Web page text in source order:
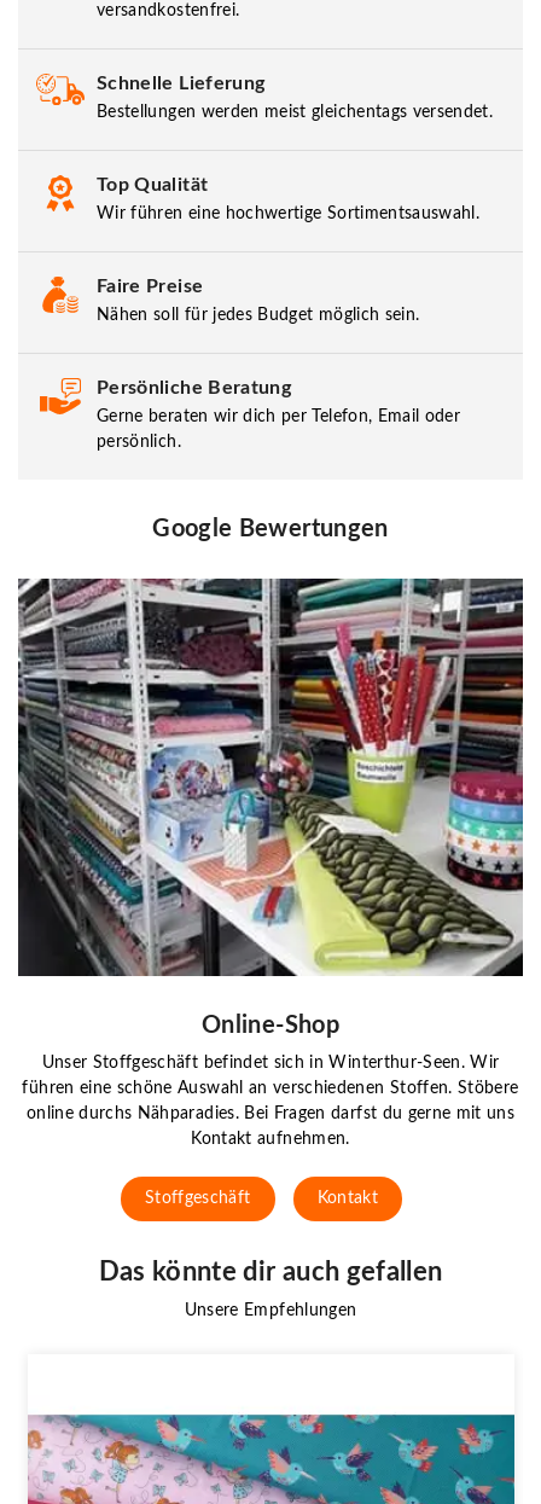
versandkostenfrei.
Schnelle Lieferung
Bestellungen werden meist gleichentags versendet.
Top Qualität
Wir führen eine hochwertige Sortimentsauswahl.
Faire Preise
Nähen soll für jedes Budget möglich sein.
Persönliche Beratung
Gerne beraten wir dich per Telefon, Email oder
persönlich.
Google Bewertungen
Online-Shop
Unser Stoffgeschäft befindet sich in Winterthur-Seen. Wir
führen eine schöne Auswahl an verschiedenen Stoffen. Stöbere
online durchs Nähparadies. Bei Fragen darfst du gerne mit uns
Kontakt aufnehmen.
Stoffgeschäft Kontakt
Das könnte dir auch gefallen
Unsere Empfehlungen